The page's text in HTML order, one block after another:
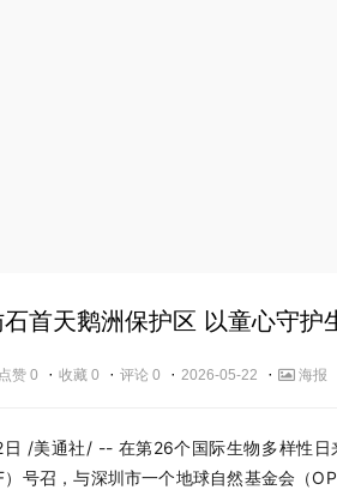
首天鹅洲保护区 以童心守护
点赞 0 · 收藏 0 · 评论 0 · 2026-05-22 · 海报
/美通社/ -- 在第26个国际生物多样性日
）号召，与深圳市一个地球自然基金会（